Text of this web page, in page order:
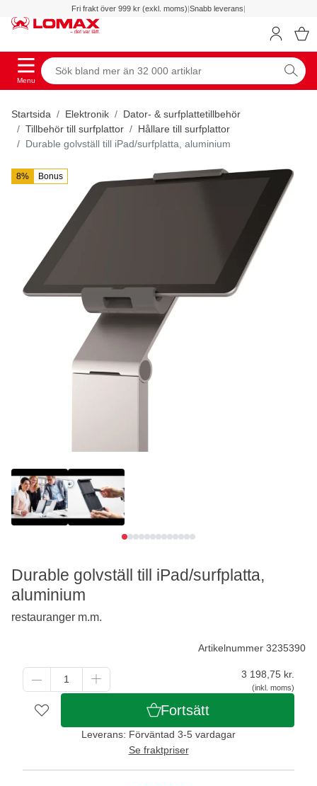
Fri frakt över 999 kr (exkl. moms)|Snabb leverans|
Menu
Startsida Elektronik
Dator- & surfplattetillbehör
Tillbehör till surfplattor
Hållare till surfplattor
Durable golvställ till iPad/surfplatta, aluminium
8% Bonus
Artikelnummer 3235390
3 198,75 kr.
(inkl. moms)
Fortsätt
Leverans: Förväntad 3-5 vardagar
Se fraktpriser
Durable golvställ till iPad/surfplatta,
aluminium
restauranger m.m.